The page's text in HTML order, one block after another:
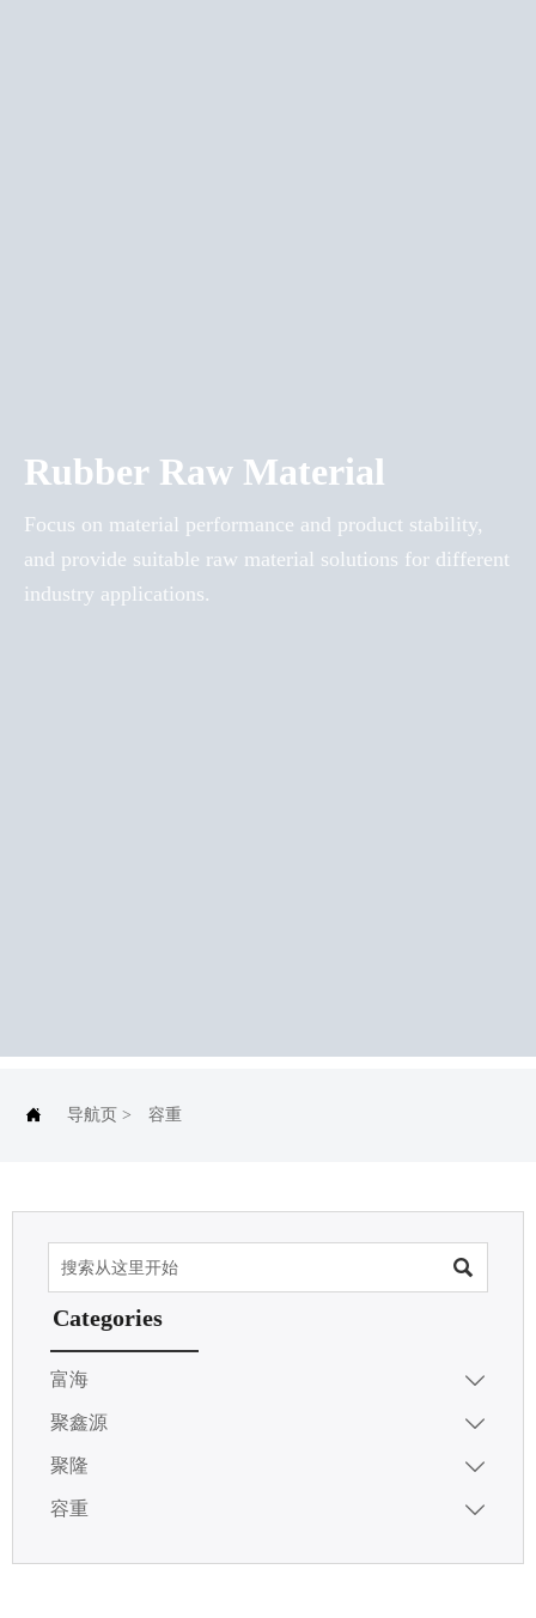
Rubber Raw Material
Focus on material performance and product stability,
and provide suitable raw material solutions for different
industry applications.
 导航页 > 容重

Categories
富海 
聚鑫源 
聚隆 
容重 